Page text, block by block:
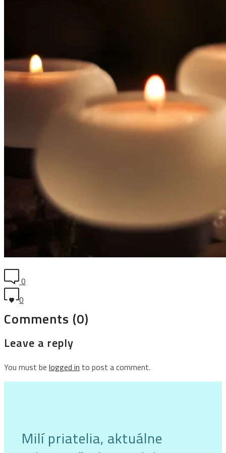
Doplnky
0
0
Comments (0)
Leave a reply
You must be logged in to post a comment.
Milí priatelia, aktuálne